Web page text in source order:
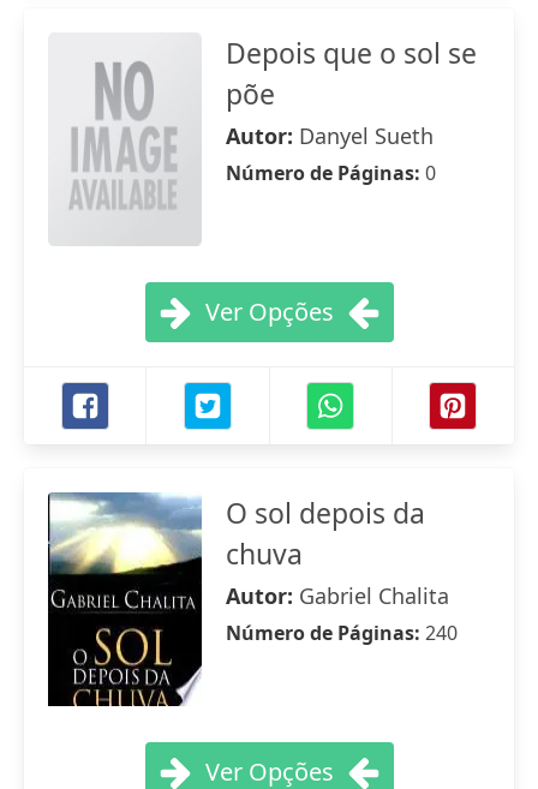
Depois que o sol se
põe
Autor: Danyel Sueth
Número de Páginas: 0
Ver Opções
O sol depois da
chuva
Autor: Gabriel Chalita
Número de Páginas: 240
Ver Opções